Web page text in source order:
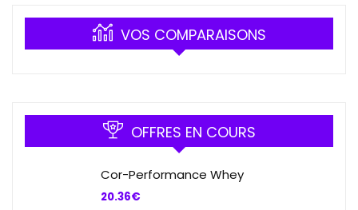
VOS COMPARAISONS
OFFRES EN COURS
Cor-Performance Whey
20.36€